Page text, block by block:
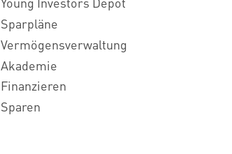
Sparpläne
Vermögensverwaltung
Akademie
Finanzieren
Sparen